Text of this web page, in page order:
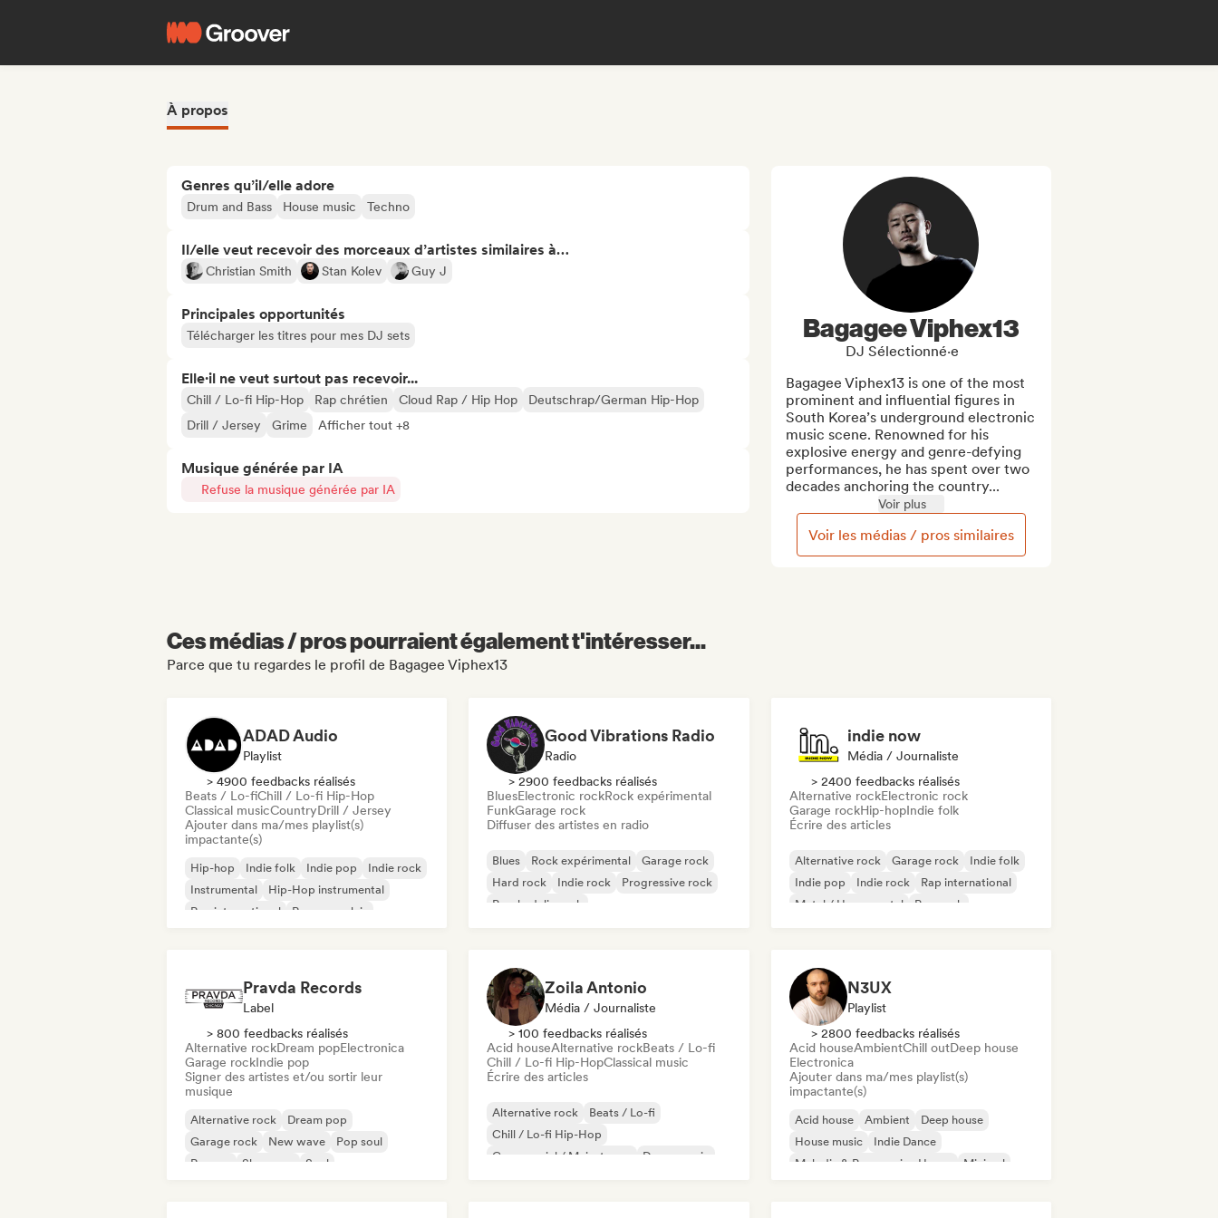
À propos
Genres qu’il/elle adore
Drum and Bass House music Techno
Il/elle veut recevoir des morceaux d’artistes similaires à…
Christian Smith Stan Kolev Guy J
Principales opportunités
Télécharger les titres pour mes DJ sets
Elle·il ne veut surtout pas recevoir...
Chill / Lo-fi Hip-Hop Rap chrétien Cloud Rap / Hip Hop
Deutschrap/German Hip-Hop
Drill / Jersey
Grime Afficher tout +8
Musique générée par IA
Refuse la musique générée par IA
Bagagee Viphex13
DJ Sélectionné·e
Bagagee Viphex13 is one of the most
prominent and influential figures in
South Korea’s underground electronic
music scene. Renowned for his
explosive energy and genre-defying
performances, he has spent over two
decades anchoring the country...
Voir plus
Voir les médias / pros similaires
Ces médias / pros pourraient également t'intéresser...
Parce que tu regardes le profil de Bagagee Viphex13
ADAD Audio
Playlist
> 4900 feedbacks réalisés
Beats / Lo-fiChill / Lo-fi Hip-Hop
Classical musicCountryDrill / Jersey
Ajouter dans ma/mes playlist(s)
impactante(s)
Hip-hop Indie folk Indie pop
Indie rock
Instrumental
Hip-Hop instrumental
Rap international
Rap en anglais
Good Vibrations Radio
Radio
> 2900 feedbacks réalisés
BluesElectronic rockRock expérimental
FunkGarage rock
Diffuser des artistes en radio
Blues Rock expérimental
Garage rock
Hard rock
Indie rock
Progressive rock
Psychedelic rock
indie now
Média / Journaliste
> 2400 feedbacks réalisés
Alternative rockElectronic rock
Garage rockHip-hopIndie folk
Écrire des articles
Alternative rock Garage rock
Indie folk
Indie pop
Indie rock
Rap international
Metal / Heavy metal
Pop rock
Pravda Records
Label
> 800 feedbacks réalisés
Alternative rockDream popElectronica
Garage rockIndie pop
Signer des artistes et/ou sortir leur
musique
Alternative rock
Dream pop
Garage rock
New wave
Pop soul
Reggae
Shoegaze Soul
Zoila Antonio
Média / Journaliste
> 100 feedbacks réalisés
Acid houseAlternative rockBeats / Lo-fi
Chill / Lo-fi Hip-HopClassical music
Écrire des articles
Alternative rock
Beats / Lo-fi
Chill / Lo-fi Hip-Hop
Commercial / Mainstream
Dance music
N3UX
Playlist
> 2800 feedbacks réalisés
Acid houseAmbientChill outDeep house
Electronica
Ajouter dans ma/mes playlist(s)
impactante(s)
Acid house Ambient
Deep house
House music
Indie Dance
Melodic & Progressive House
Minimal